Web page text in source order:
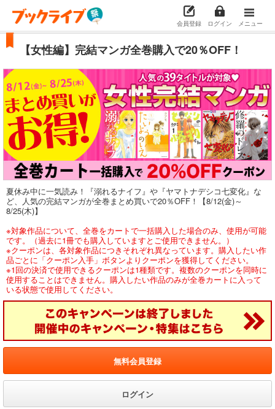
会員登録 ログイン メニュー
【女性編】完結マンガ全巻購入で20％OFF！
夏休み中に一気読み！『溺れるナイフ』や『ヤマトナデシコ七変化』な
ど、人気の完結マンガが全巻まとめ買いで20％OFF！【8/12(金)～
8/25(木)】
※対象作品について、全巻をカートで一括購入した場合のみ、使用が可能
です。（過去に1冊でも購入していますとご使用できません。）
※クーポンは、各対象作品につきそれぞれ異なっています。購入したい作
品ごとに「クーポン入手」ボタンよりクーポンを獲得してください。
※1回の決済で使用できるクーポンは1種類です。複数のクーポンを同時に
使用することはできません。購入したい作品のみが全巻カートに入って
いる状態で使用してください。
無料会員登録
ログイン